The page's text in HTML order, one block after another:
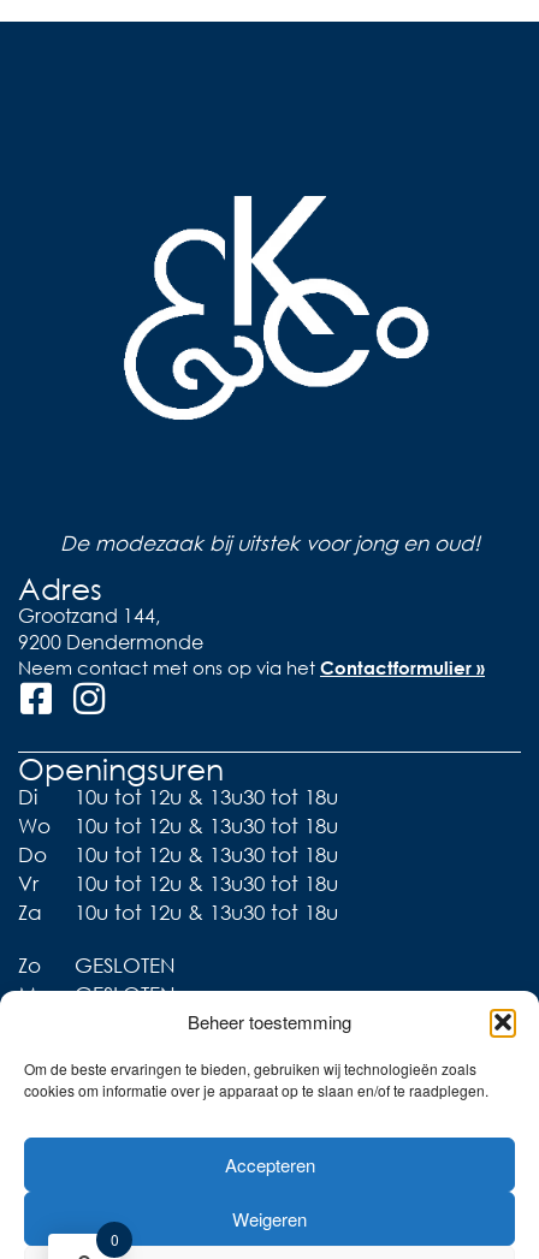
Beheer toestemming
Om de beste ervaringen te bieden, gebruiken wij technologieën zoals
cookies om informatie over je apparaat op te slaan en/of te raadplegen.
Accepteren
Weigeren
De modezaak bij uitstek voor jong en oud!
Adres
Grootzand 144,
9200 Dendermonde
Neem contact met ons op via het Contactformulier »
Openingsuren
Di
10u tot 12u & 13u30 tot 18u
Wo
10u tot 12u & 13u30 tot 18u
Do
10u tot 12u & 13u30 tot 18u
Vr
10u tot 12u & 13u30 tot 18u
Za
10u tot 12u & 13u30 tot 18u
Zo
GESLOTEN
Ma
GESLOTEN
Liever thuis shoppen?
Ontdek onze collecties in
de webshop!
Naar de online shop!
0